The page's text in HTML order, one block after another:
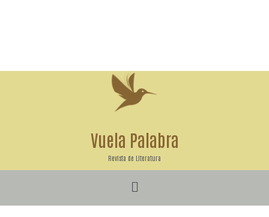
Vuela Palabra
Revista de Literatura
Menú